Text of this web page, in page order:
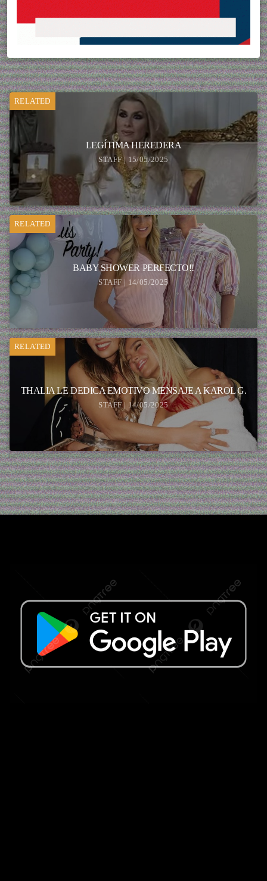
RELATED
LEGÍTIMA HEREDERA
STAFF | 15/05/2025
RELATED
BABY SHOWER PERFECTO!!
STAFF | 14/05/2025
RELATED
THALIA LE DEDICA EMOTIVO MENSAJE A KAROL G.
STAFF | 14/05/2025